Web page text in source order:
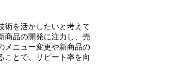
術を活かしたいと考えて
商品の開発に注力し、売
メニュー変更や新商品の
ことで、リピート率を向